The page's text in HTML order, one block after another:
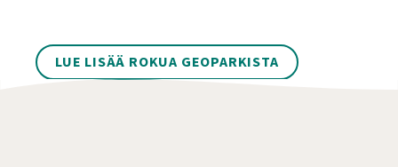
LUE LISÄÄ ROKUA GEOPARKISTA